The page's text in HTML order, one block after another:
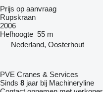
Prijs op aanvraag
Rupskraan
2006
Hefhoogte 55 m
Nederland, Oosterhout
PVE Cranes & Services
Sinds 8 jaar bij Machineryline